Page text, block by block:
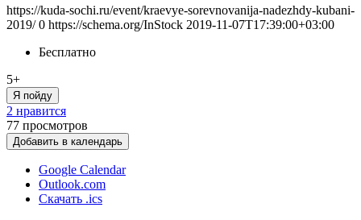
https://kuda-sochi.ru/event/kraevye-sorevnovanija-nadezhdy-kubani-
2019/ 0 https://schema.org/InStock 2019-11-07T17:39:00+03:00
Бесплатно
5+
Я пойду
2 нравится
77 просмотров
Добавить в календарь
Google Calendar
Outlook.com
Скачать .ics